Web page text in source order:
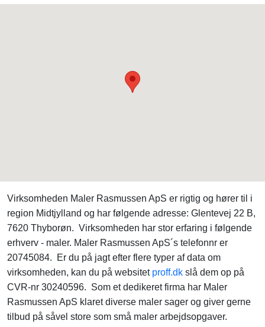
Virksomheden Maler Rasmussen ApS er rigtig og hører til i
region Midtjylland og har følgende adresse: Glentevej 22 B,
7620 Thyborøn. Virksomheden har stor erfaring i følgende
erhverv - maler. Maler Rasmussen ApS´s telefonnr er
20745084. Er du på jagt efter flere typer af data om
virksomheden, kan du på websitet proff.dk slå dem op på
CVR-nr 30240596. Som et dedikeret firma har Maler
Rasmussen ApS klaret diverse maler sager og giver gerne
tilbud på såvel store som små maler arbejdsopgaver.